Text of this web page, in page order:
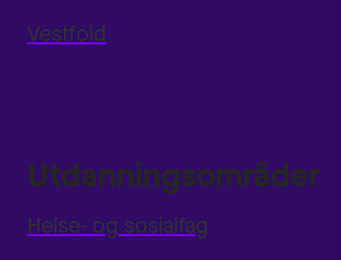
Vestfold
Utdanningsområder
Helse- og sosialfag